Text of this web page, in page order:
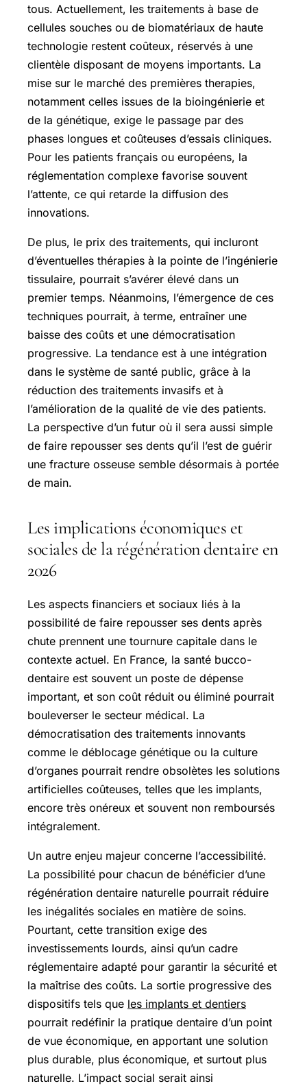
tous. Actuellement, les traitements à base de
cellules souches ou de biomatériaux de haute
technologie restent coûteux, réservés à une
clientèle disposant de moyens importants. La
mise sur le marché des premières therapies,
notamment celles issues de la bioingénierie et
de la génétique, exige le passage par des
phases longues et coûteuses d’essais cliniques.
Pour les patients français ou européens, la
réglementation complexe favorise souvent
l’attente, ce qui retarde la diffusion des
innovations.
De plus, le prix des traitements, qui incluront
d’éventuelles thérapies à la pointe de l’ingénierie
tissulaire, pourrait s’avérer élevé dans un
premier temps. Néanmoins, l’émergence de ces
techniques pourrait, à terme, entraîner une
baisse des coûts et une démocratisation
progressive. La tendance est à une intégration
dans le système de santé public, grâce à la
réduction des traitements invasifs et à
l’amélioration de la qualité de vie des patients.
La perspective d’un futur où il sera aussi simple
de faire repousser ses dents qu’il l’est de guérir
une fracture osseuse semble désormais à portée
de main.
Les implications économiques et
sociales de la régénération dentaire en
2026
Les aspects financiers et sociaux liés à la
possibilité de faire repousser ses dents après
chute prennent une tournure capitale dans le
contexte actuel. En France, la santé bucco-
dentaire est souvent un poste de dépense
important, et son coût réduit ou éliminé pourrait
bouleverser le secteur médical. La
démocratisation des traitements innovants
comme le déblocage génétique ou la culture
d’organes pourrait rendre obsolètes les solutions
artificielles coûteuses, telles que les implants,
encore très onéreux et souvent non remboursés
intégralement.
Un autre enjeu majeur concerne l’accessibilité.
La possibilité pour chacun de bénéficier d’une
régénération dentaire naturelle pourrait réduire
les inégalités sociales en matière de soins.
Pourtant, cette transition exige des
investissements lourds, ainsi qu’un cadre
réglementaire adapté pour garantir la sécurité et
la maîtrise des coûts. La sortie progressive des
dispositifs tels que les implants et dentiers
pourrait redéfinir la pratique dentaire d’un point
de vue économique, en apportant une solution
plus durable, plus économique, et surtout plus
naturelle. L’impact social serait ainsi